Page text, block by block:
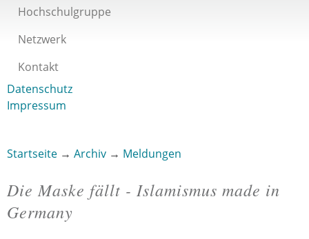
Hochschulgruppe
Netzwerk
Kontakt
Datenschutz
Impressum
Startseite → Archiv → Meldungen
Die Maske fällt - Islamismus made in
Germany